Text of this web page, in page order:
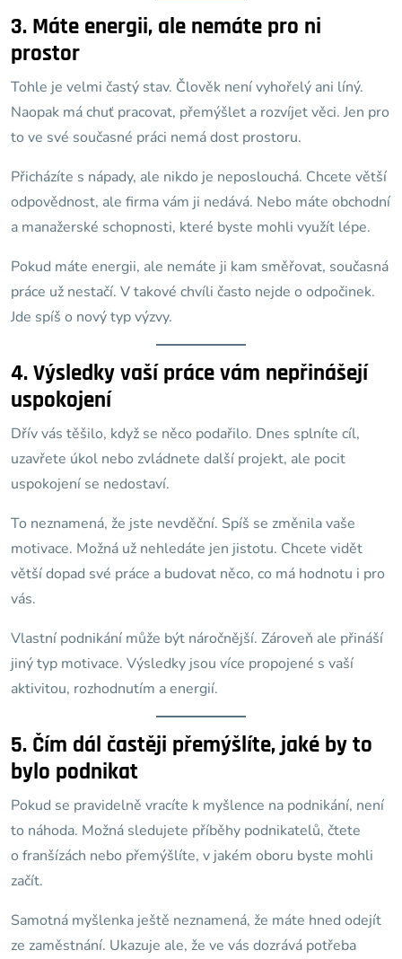
3. Máte energii, ale nemáte pro ni
prostor
Tohle je velmi častý stav. Člověk není vyhořelý ani líný.
Naopak má chuť pracovat, přemýšlet a rozvíjet věci. Jen pro
to ve své současné práci nemá dost prostoru.
Přicházíte s nápady, ale nikdo je neposlouchá. Chcete větší
odpovědnost, ale firma vám ji nedává. Nebo máte obchodní
a manažerské schopnosti, které byste mohli využít lépe.
Pokud máte energii, ale nemáte ji kam směřovat, současná
práce už nestačí. V takové chvíli často nejde o odpočinek.
Jde spíš o nový typ výzvy.
4. Výsledky vaší práce vám nepřinášejí
uspokojení
Dřív vás těšilo, když se něco podařilo. Dnes splníte cíl,
uzavřete úkol nebo zvládnete další projekt, ale pocit
uspokojení se nedostaví.
To neznamená, že jste nevděční. Spíš se změnila vaše
motivace. Možná už nehledáte jen jistotu. Chcete vidět
větší dopad své práce a budovat něco, co má hodnotu i pro
vás.
Vlastní podnikání může být náročnější. Zároveň ale přináší
jiný typ motivace. Výsledky jsou více propojené s vaší
aktivitou, rozhodnutím a energií.
5. Čím dál častěji přemýšlíte, jaké by to
bylo podnikat
Pokud se pravidelně vracíte k myšlence na podnikání, není
to náhoda. Možná sledujete příběhy podnikatelů, čtete
o franšízách nebo přemýšlíte, v jakém oboru byste mohli
začít.
Samotná myšlenka ještě neznamená, že máte hned odejít
ze zaměstnání. Ukazuje ale, že ve vás dozrává potřeba